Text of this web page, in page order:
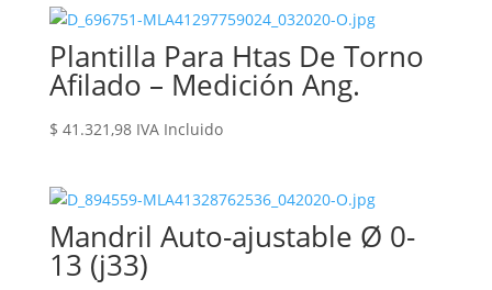
Plantilla Para Htas De Torno
Afilado – Medición Ang.
$ 41.321,98 IVA Incluido
Mandril Auto-ajustable Ø 0-
13 (j33)